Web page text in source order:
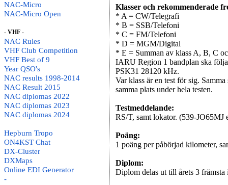
NAC-Micro
NAC-Micro Open
- VHF -
NAC Rules
VHF Club Competition
VHF Best of 9
Year QSO's
NAC results 1998-2014
NAC Result 2015
NAC diplomas 2022
NAC diplomas 2023
NAC diplomas 2024
Hepburn Tropo
ON4KST Chat
DX-Cluster
DXMaps
Online EDI Generator
-
Klasser och rekommenderade
* A = CW/Telegrafi
* B = SSB/Telefoni
* C = FM/Telefoni
* D = MGM/Digital
* E = Summan av klass A, B, C
IARU Region 1 bandplan ska
PSK31 28120 kHz.
Var klass är en test för sig.
samma plats under hela testen.
Testmeddelande:
RS/T, samt lokator. (539-JO65MJ
Poäng:
1 poäng per påbörjad kilometer,
Diplom:
Diplom delas ut till årets 3 främsta